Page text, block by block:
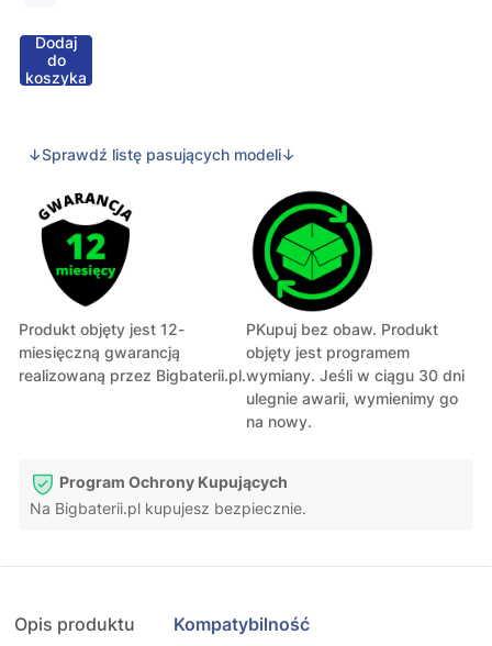
Dodaj
do
koszyka
↓Sprawdź listę pasujących modeli↓
Produkt objęty jest 12-
miesięczną gwarancją
realizowaną przez Bigbaterii.pl.
PKupuj bez obaw. Produkt
objęty jest programem
wymiany. Jeśli w ciągu 30 dni
ulegnie awarii, wymienimy go
na nowy.
Program Ochrony Kupujących
Na Bigbaterii.pl kupujesz bezpiecznie.
Opis produktu Kompatybilność